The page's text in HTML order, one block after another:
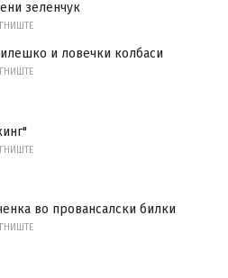
зеленчук
и ловечки колбаси
во провансалски билки